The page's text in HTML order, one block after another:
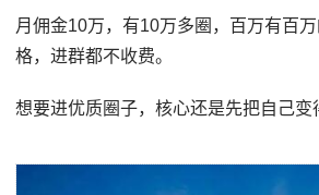
月佣金10万，有10万多圈，百万有百
格，进群都不收费。
想要进优质圈子，核心还是先把自己变